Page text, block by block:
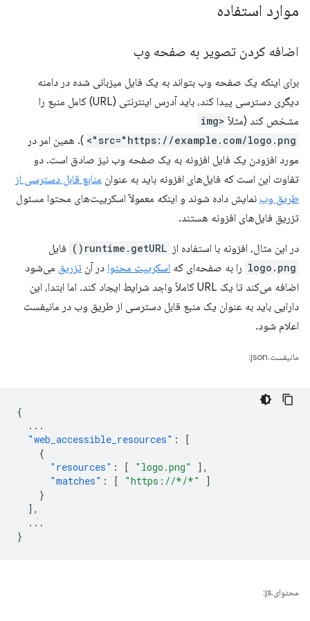
موارد استفاده
اضافه کردن تصویر به صفحه وب
برای اینکه یک صفحه وب بتواند به یک فایل میزبانی شده در دامنه
دیگری دسترسی پیدا کند، باید آدرس اینترنتی (URL) کامل منبع را
مشخص کند (مثلاً
<img
src="https://example.com/logo.png">
). همین امر در
مورد افزودن یک فایل افزونه به یک صفحه وب نیز صادق است. دو
تفاوت این است که فایل‌های افزونه باید به عنوان منابع قابل دسترسی از
طریق وب نمایش داده شوند و اینکه معمولاً اسکریپت‌های محتوا مسئول
تزریق فایل‌های افزونه هستند.
در این مثال، افزونه با استفاده از runtime.getURL() فایل
logo.png را به صفحه‌ای که اسکریپت محتوا در آن تزریق می‌شود
اضافه می‌کند تا یک URL کاملاً واجد شرایط ایجاد کند. اما ابتدا، این
دارایی باید به عنوان یک منبع قابل دسترسی از طریق وب در مانیفست
اعلام شود.
مانیفست.json:
{
...
"web_accessible_resources" :
[
{
"resources" : [ "logo.png"
],
"matches" : [ "https://*/*"
]
}
],
...
}
محتوای.js: